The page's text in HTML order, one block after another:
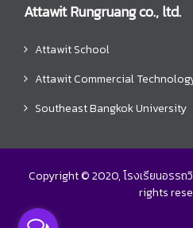
Attawit Rungruang co., ltd.
Attawit School
Attawit Commercial
Southeast Bangkok University
Copyright © 2020, โรงเรียนอรรถ
rights